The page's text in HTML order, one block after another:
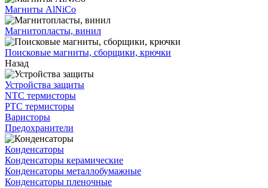
Магниты AlNiCo
Магнитопласты, винил
Поисковые магниты, сборщики, крючки
Назад
Устройства защиты
NTC термисторы
PTC термисторы
Варисторы
Предохранители
Конденсаторы
Конденсаторы керамические
Конденсаторы металлобумажные
Конденсаторы пленочные